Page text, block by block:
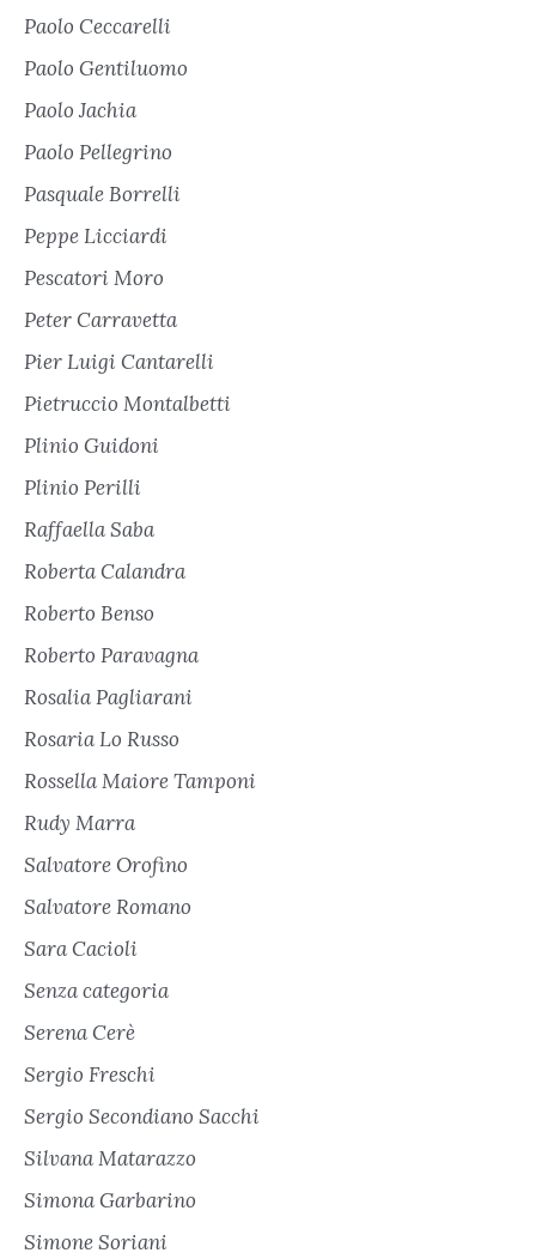
Paolo Ceccarelli
Paolo Gentiluomo
Paolo Jachia
Paolo Pellegrino
Pasquale Borrelli
Peppe Licciardi
Pescatori Moro
Peter Carravetta
Pier Luigi Cantarelli
Pietruccio Montalbetti
Plinio Guidoni
Plinio Perilli
Raffaella Saba
Roberta Calandra
Roberto Benso
Roberto Paravagna
Rosalia Pagliarani
Rosaria Lo Russo
Rossella Maiore Tamponi
Rudy Marra
Salvatore Orofino
Salvatore Romano
Sara Cacioli
Senza categoria
Serena Cerè
Sergio Freschi
Sergio Secondiano Sacchi
Silvana Matarazzo
Simona Garbarino
Simone Soriani